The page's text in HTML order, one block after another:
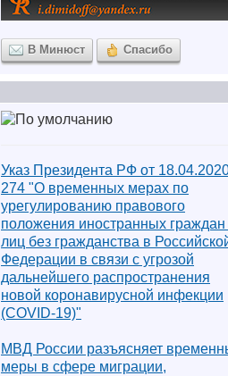
В Минюст Спасибо
Указ Президента РФ от
274 "О временных мерах по
урегулированию правового
положения иностранных граждан
лиц без гражданства в
Федерации в связи с угрозой
дальнейшего распространения
новой коронавирусной инфекции
(COVID-19)"
МВД России разъясняет
меры в сфере миграции,